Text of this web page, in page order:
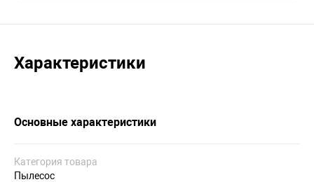
Характеристики
Основные характеристики
Категория товара
Пылесос